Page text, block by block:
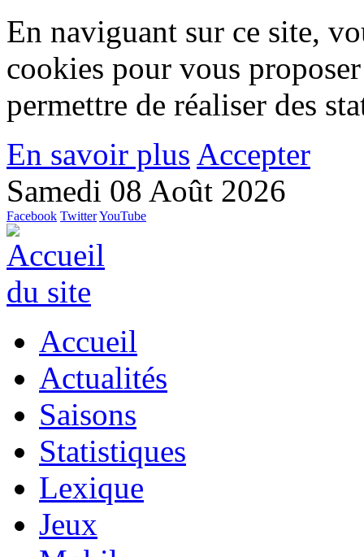
En naviguant sur ce site,
cookies pour vous
permettre de réaliser des
En savoir plus Accepter
Samedi 08 Août 2026
Facebook TwitterYouTube
Accueil
Actualités
Saisons
Statistiques
Lexique
Jeux